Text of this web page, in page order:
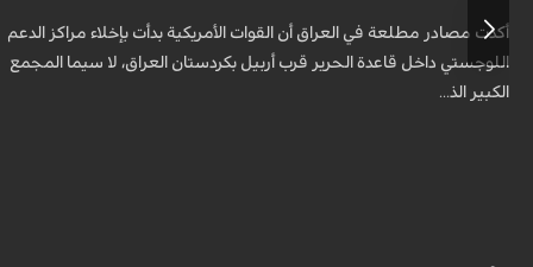
أكدت مصادر مطلعة في العراق أن القوات الأمريكية بدأت بإخلاء مراكز الدعم
اللوجستي داخل قاعدة الحرير قرب أربيل بكردستان العراق، لا سيما المجمع
الكبير الذ...